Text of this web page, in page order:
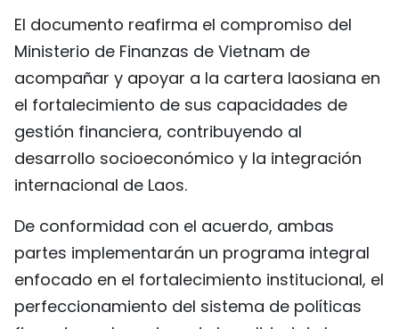
El documento reafirma el compromiso del
Ministerio de Finanzas de Vietnam de
acompañar y apoyar a la cartera laosiana en
el fortalecimiento de sus capacidades de
gestión financiera, contribuyendo al
desarrollo socioeconómico y la integración
internacional de Laos.
De conformidad con el acuerdo, ambas
partes implementarán un programa integral
enfocado en el fortalecimiento institucional, el
perfeccionamiento del sistema de políticas